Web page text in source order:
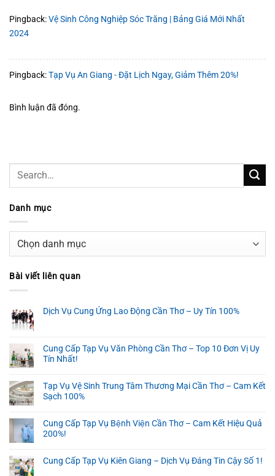
Pingback:Vệ Sinh Công Nghiệp Sóc Trăng | Bảng Giá Mới Nhất
2024
Pingback:Tạp Vụ An Giang - Đặt Lịch Ngay, Giảm Thêm 20%!
Bình luận đã đóng.
Danh mục
mục
Bài viết liên quan
Dịch Vụ Cung Ứng Lao Động Cần Thơ – Uy Tín 100%
Cung Cấp Tạp Vụ Văn Phòng Cần Thơ – Top 10 Đơn Vị Uy
Tín Nhất!
Tạp Vụ Vệ Sinh Trung Tâm Thương Mại Cần Thơ – Cam Kết
Sạch 100%
Cung Cấp Tạp Vụ Bệnh Viện Cần Thơ – Cam Kết Hiệu Quả
200%!
Cung Cấp Tạp Vụ Kiên Giang – Dịch Vụ Đáng Tin Cậy Số 1!